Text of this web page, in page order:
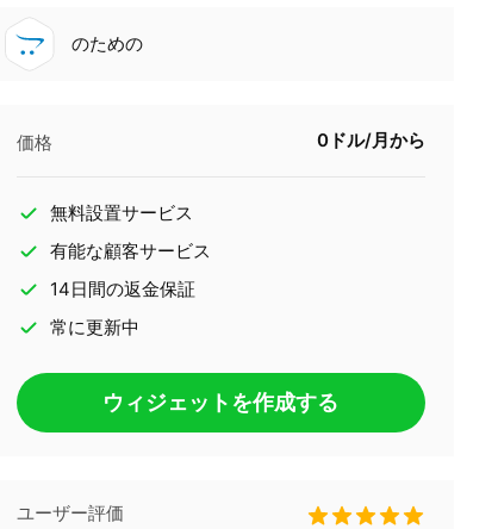
のための
価格 0ドル/月から
無料設置サービス
有能な顧客サービス
14日間の返金保証
常に更新中
ウィジェットを作成する
ユーザー評価